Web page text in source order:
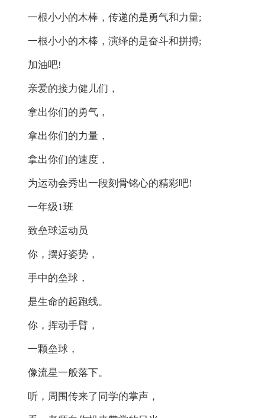
一根小小的木棒，传递的是勇气和力量;
一根小小的木棒，演绎的是奋斗和拼搏;
加油吧!
亲爱的接力健儿们，
拿出你们的勇气，
拿出你们的力量，
拿出你们的速度，
为运动会秀出一段刻骨铭心的精彩吧!
一年级1班
致垒球运动员
你，摆好姿势，
手中的垒球，
是生命的起跑线。
你，挥动手臂，
一颗垒球，
像流星一般落下。
听，周围传来了同学的掌声，